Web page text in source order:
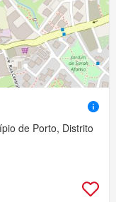
de Porto, Distrito